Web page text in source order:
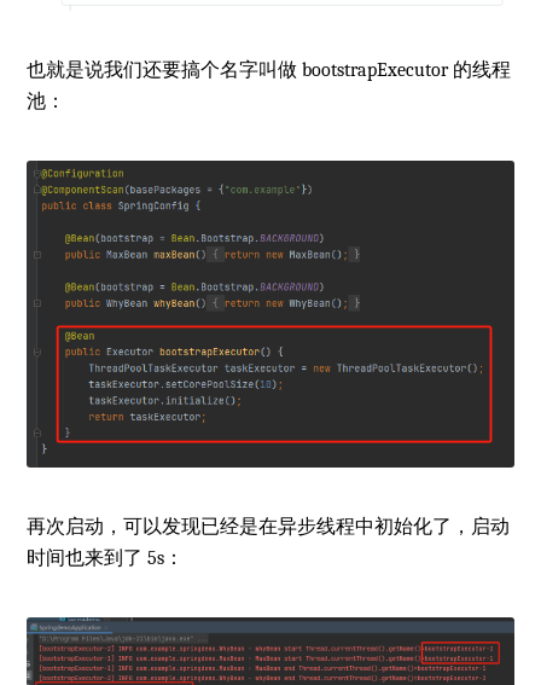
也就是说我们还要搞个名字叫做 bootstrapExecutor 的线程
池：
再次启动，可以发现已经是在异步线程中初始化了，启动
时间也来到了 5s：